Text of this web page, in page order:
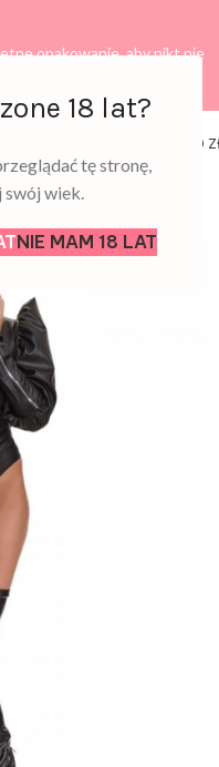
18 lat?
tę stronę,
wiek.
NIE MAM 18 LAT
opakowanie, aby nikt nie
0,00